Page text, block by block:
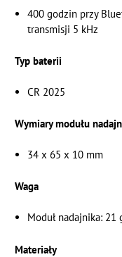
‎400 godzin przy
transmisji 5 kHz
Typ baterii
CR 2025
Wymiary modułu
‎34 x 65 x 10 mm
Waga
Moduł nadajnika: 21
Materiały